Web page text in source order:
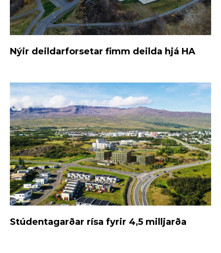
Nýir deildarforsetar fimm deilda hjá HA
Stúdentagarðar rísa fyrir 4,5 milljarða